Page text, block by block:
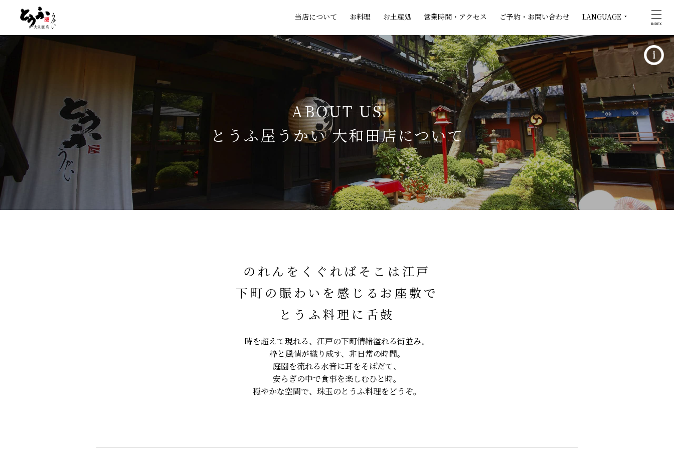
当店について お料理 お土産処 営業時間・アクセス ご予約・お問い合わせ LANGUAGE
INDEX
ABOUT US
とうふ屋うかい 大和田店 について
のれんをくぐればそこは江戸
下町の賑わいを感じるお座敷で
とうふ料理に舌鼓
時を超えて現れる、 江戸の下町情緒溢れる街並み。
粋と風情が織り成す、非日常の時間。
庭園を流れる水音に耳をそばだて、
安らぎの中で食事を楽しむひと時。
穏やかな空間で、珠玉のとうふ料理をどうぞ。